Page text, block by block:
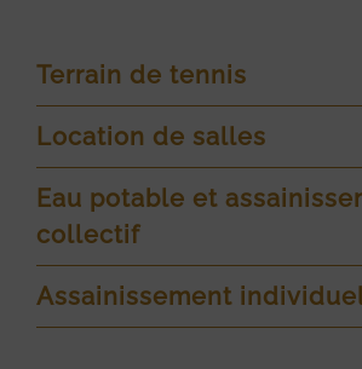
Terrain de tennis
Location de salles
Eau potable et
collectif
Assainissement